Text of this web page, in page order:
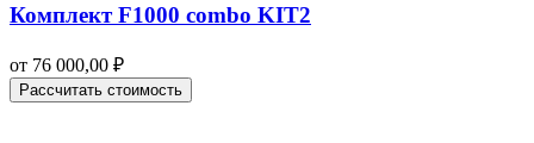
Комплект F1000 combo KIT2
от 76 000,00 ₽
Рассчитать стоимость